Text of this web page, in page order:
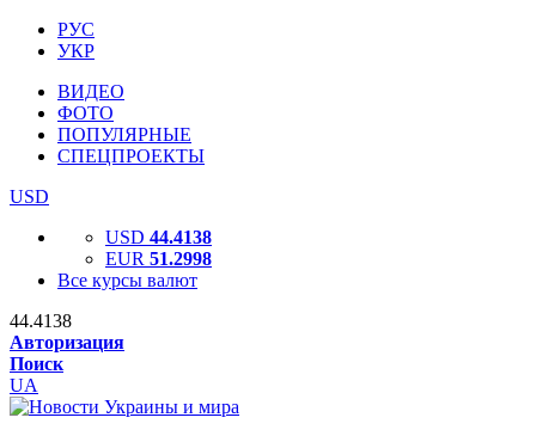
РУС
УКР
ВИДЕО
ФОТО
ПОПУЛЯРНЫЕ
СПЕЦПРОЕКТЫ
USD
USD 44.4138
EUR 51.2998
Все курсы валют
44.4138
Авторизация
Поиск
UA